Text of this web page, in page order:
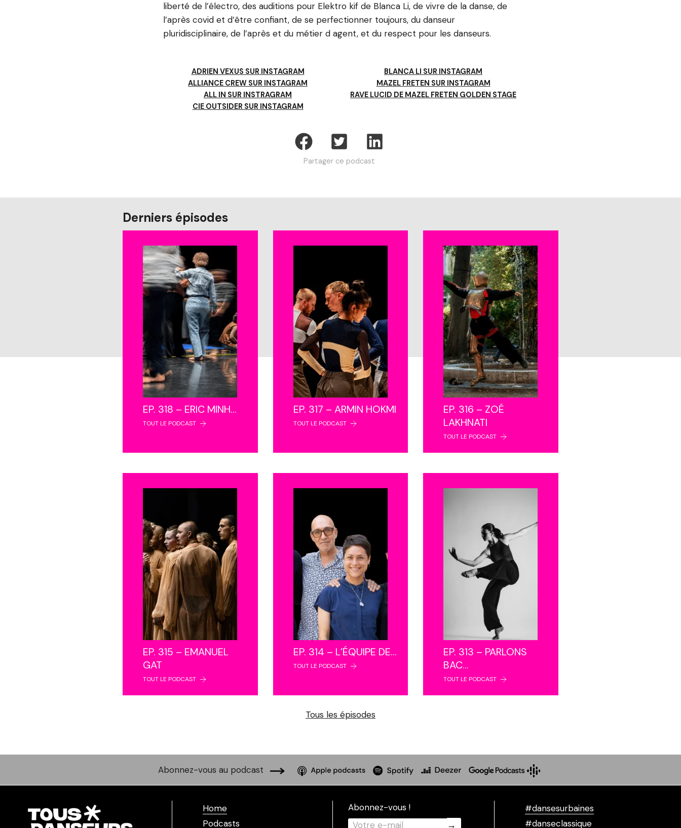
liberté de l’électro, des auditions pour Elektro kif de Blanca Li, de vivre de la danse, de
l’après covid et d’être confiant, de se perfectionner toujours, du danseur
pluridisciplinaire, de l’après et du métier d agent, et du respect pour les danseurs.
ADRIEN VEXUS SUR INSTAGRAM
ALLIANCE CREW SUR INSTAGRAM
ALL IN SUR INSTRAGRAM
CIE OUTSIDER SUR INSTAGRAM
BLANCA LI SUR INSTAGRAM
MAZEL FRETEN SUR INSTAGRAM
RAVE LUCID DE MAZEL FRETEN GOLDEN STAGE
Partager ce podcast
Derniers épisodes
EP. 318 – ERIC MINH…
TOUT LE PODCAST
EP. 317 – ARMIN HOKMI
TOUT LE PODCAST
EP. 316 – ZOÉ
LAKHNATI
TOUT LE PODCAST
EP. 315 – EMANUEL
GAT
TOUT LE PODCAST
EP. 314 – L’ÉQUIPE DE…
TOUT LE PODCAST
EP. 313 – PARLONS
BAC…
TOUT LE PODCAST
Tous les épisodes
Abonnez-vous au podcast
Home
Podcasts
Abonnez-vous !
#dansesurbaines
#danseclassique